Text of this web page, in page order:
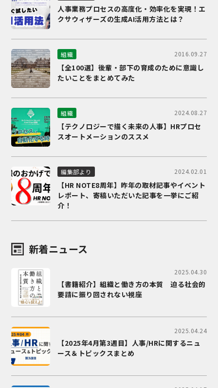
人事業務プロセスの高度化・効率化を実現！エ
クサウィザーズの生成AI活用方法とは？
組織 2016.09.27
【全100選】後輩・部下の育成のために意識し
たいことをまとめてみた
組織 2024.08.27
【テクノロジーで描く未来の人事】HRプロセ
スオートメーションのススメ
編集部より 2024.02.01
【HR NOTE8周年】昨年の取材記事やイベント
レポート、寄稿いただいた記事を一挙にご紹
介！
新着ニュース
2025.04.30
【書籍紹介】組織と働き方の本質 迫る社会的
要請に振り回されない視座
2025.04.24
【2025年4月第3週目】人事/HRに関するニュ
ース＆トピックスまとめ